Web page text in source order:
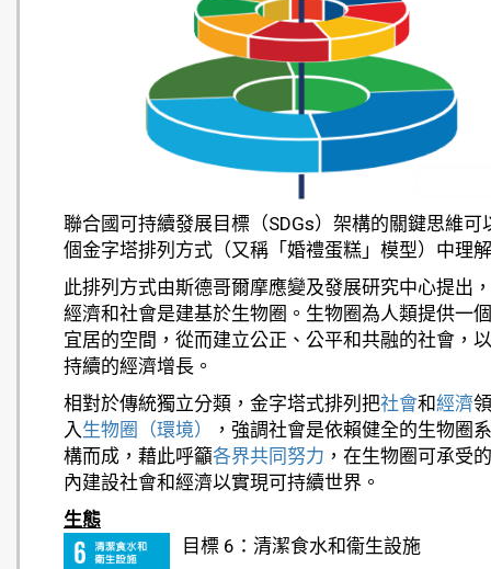
聯合國可持續發展目標（SDGs）架構的關鍵思維可
個金字塔排列方式（又稱「婚禮蛋糕」模型）中理
此排列方式由斯德哥爾摩應變及發展研究中心提出
經濟和社會是建基於生物圈。生物圈為人類提供一
宜居的空間，從而建立公正、公平和共融的社會，
持續的經濟增長。
相對於傳統獨立分類，金字塔式排列把社會和經濟
入生物圈（環境）
，強調社會是依賴健全的生物圈
構而成，藉此呼籲各界共同努力 ，在生物圈可承受
內建設社會和經濟以實現可持續世界。
生態
目標 6：清潔食水和衞生設施